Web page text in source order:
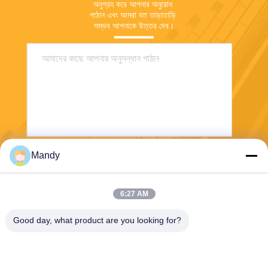
অনুগ্রহ করে আপনার অনুরোধ
পাঠান এবং আমরা যত তাড়াতাড়ি
সম্ভব আপনাকে উত্তর দেব।
Mandy
6:27 AM
Good day, what product are you looking for?